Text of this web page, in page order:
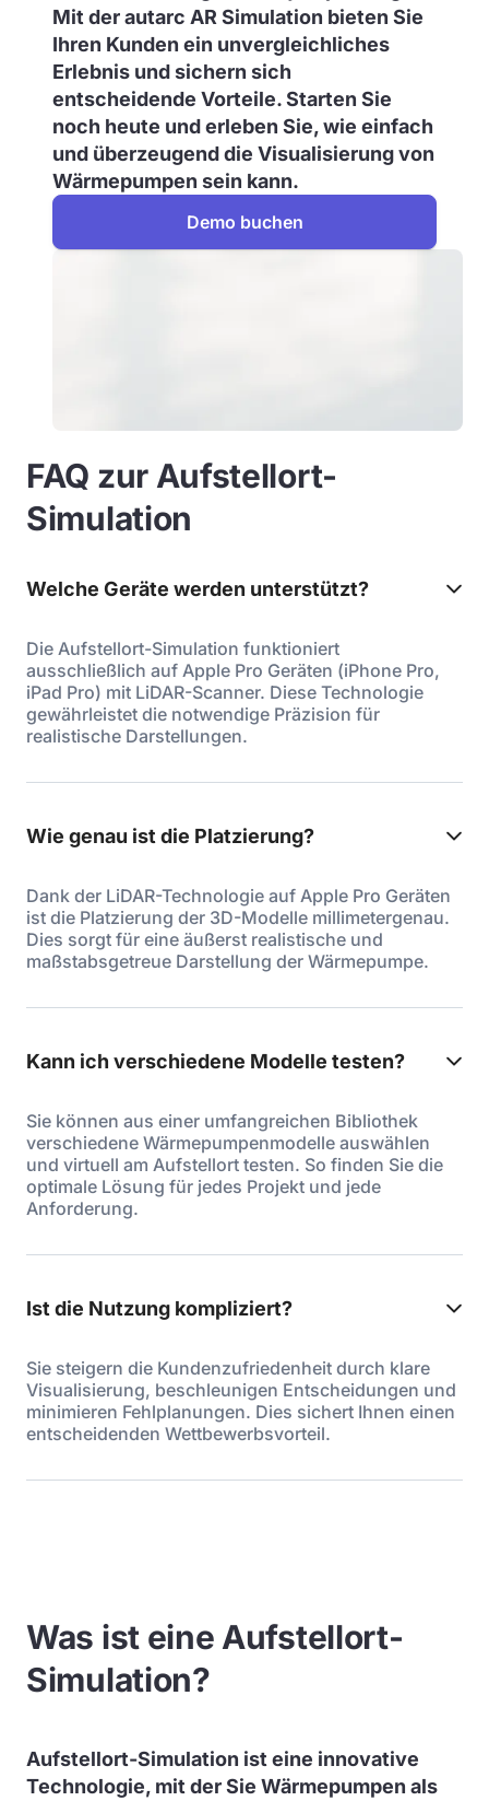
Mit der autarc AR Simulation bieten Sie
Ihren Kunden ein unvergleichliches
Erlebnis und sichern sich
entscheidende Vorteile. Starten Sie
noch heute und erleben Sie, wie einfach
und überzeugend die Visualisierung von
Wärmepumpen sein kann.
Demo buchen
FAQ zur Aufstellort-
Simulation
Welche Geräte werden unterstützt?
Die Aufstellort-Simulation funktioniert
ausschließlich auf Apple Pro Geräten (iPhone Pro,
iPad Pro) mit LiDAR-Scanner. Diese Technologie
gewährleistet die notwendige Präzision für
realistische Darstellungen.
Wie genau ist die Platzierung?
Dank der LiDAR-Technologie auf Apple Pro Geräten
ist die Platzierung der 3D-Modelle millimetergenau.
Dies sorgt für eine äußerst realistische und
maßstabsgetreue Darstellung der Wärmepumpe.
Kann ich verschiedene Modelle testen?
Sie können aus einer umfangreichen Bibliothek
verschiedene Wärmepumpenmodelle auswählen
und virtuell am Aufstellort testen. So finden Sie die
optimale Lösung für jedes Projekt und jede
Anforderung.
Ist die Nutzung kompliziert?
Sie steigern die Kundenzufriedenheit durch klare
Visualisierung, beschleunigen Entscheidungen und
minimieren Fehlplanungen. Dies sichert Ihnen einen
entscheidenden Wettbewerbsvorteil.
Was ist eine Aufstellort-
Simulation?
Aufstellort-Simulation ist eine innovative
Technologie, mit der Sie Wärmepumpen als